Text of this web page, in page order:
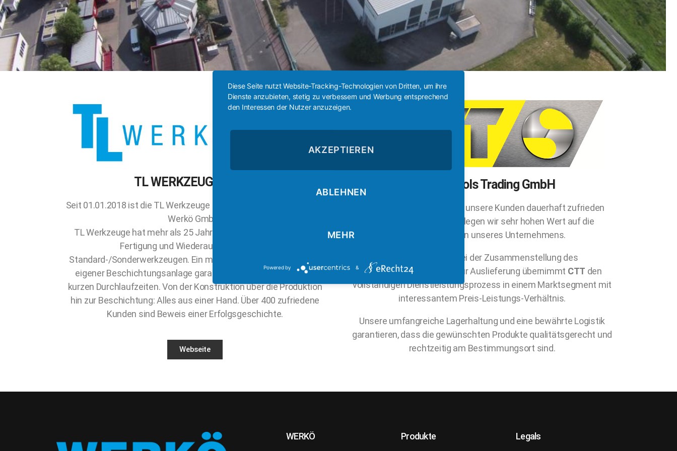
TL WERKZEUGE GmbH
Seit 01.01.2018 ist die TL Werkzeuge GmbH eine Tochterfirma der
Werkö GmbH.
TL Werkzeuge hat mehr als 25 Jahre Erfahrung im Bereich der
Fertigung und Wiederaufbereitung von
Standard-/Sonderwerkzeugen. Ein moderner Maschinenpark mit
eigener Beschichtungsanlage garantiert höchste Qualität bei
kurzen Durchlaufzeiten. Von der Konstruktion über die Produktion
hin zur Beschichtung: Alles aus einer Hand. Über 400 zufriedene
Kunden sind Beweis einer Erfolgsgeschichte.
Webseite
Cutting Tools Trading GmbH
Wir haben die Anforderung unsere Kunden dauerhaft zufrieden
stellen zu wollen. Daher legen wir sehr hohen Wert auf die
Serviceleistungen unseres Unternehmens.
Von der Beratung bei der Zusammenstellung des
Produktprogramms, bis zur Auslieferung übernimmt CTT den
vollständigen Dienstleistungsprozess in einem Marktsegment mit
interessantem Preis-Leistungs-Verhältnis.
Unsere umfangreiche Lagerhaltung und eine bewährte Logistik
garantieren, dass die gewünschten Produkte qualitätsgerecht und
rechtzeitig am Bestimmungsort sind.
WERKÖ Produkte Legals
Diese Seite nutzt Website-Tracking-Technologien von Dritten, um ihre
Dienste anzubieten, stetig zu verbessern und Werbung entsprechend
den Interessen der Nutzer anzuzeigen.
AKZEPTIEREN
ABLEHNEN
MEHR
Powered by &